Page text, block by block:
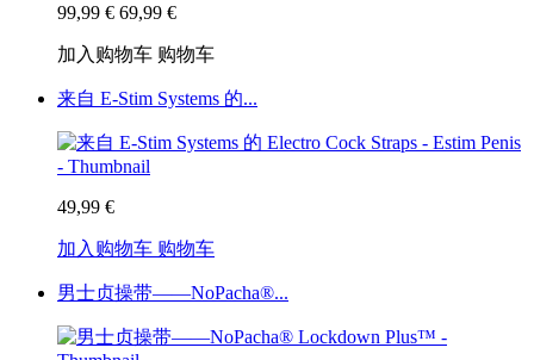
99,99 € 69,99 €
加入购物车 购物车
来自 E-Stim Systems 的...
49,99 €
加入购物车 购物车
男士贞操带——NoPacha®...